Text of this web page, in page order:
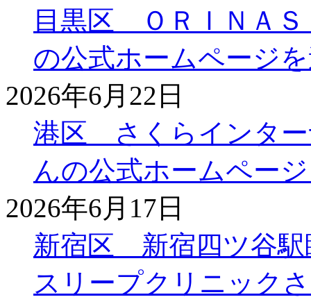
目黒区 ＯＲＩＮＡ
の公式ホームページ
2026年6月22日
港区 さくらインター
んの公式ホームペー
2026年6月17日
新宿区 新宿四ツ谷駅
スリープクリニック